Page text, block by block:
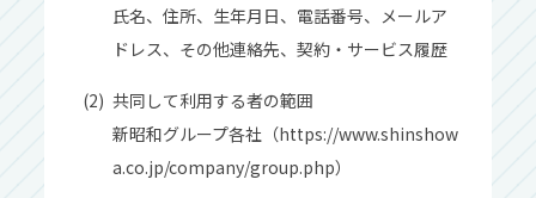
⽒名、住所、⽣年⽉⽇、電話番号、メールア
ドレス、その他連絡先、契約‧サービス履歴
共同して利⽤する者の範囲
新昭和グループ各社（https://www.shinshow
a.co.jp/company/group.php）